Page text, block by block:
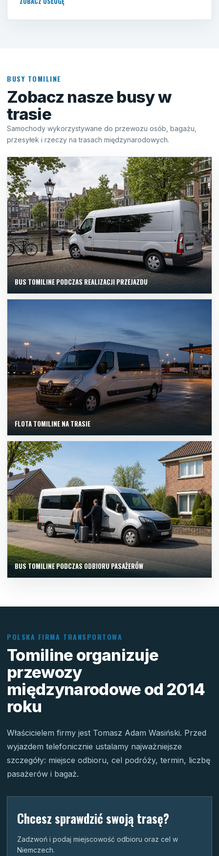
BUSY TOMILINE
Zobacz nasze busy w
trasie
Samochody wykorzystywane do przewozu osób, bagażu,
przesyłek i rzeczy na trasach międzynarodowych.
BUS TOMILINE PODCZAS REALIZACJI PRZEJAZDU
FLOTA TOMILINE NA TRASIE
BUS TOMILINE PODCZAS ODBIORU PASAŻERÓW
POLSKA FIRMA TRANSPORTOWA
Tomiline organizuje
przewozy
międzynarodowe od 2014
roku
Właścicielem firmy jest Tomasz Adam Wasiński. Przed
wyjazdem telefonicznie ustalamy najważniejsze
szczegóły: miejsce odbioru, cel podróży, termin, liczbę
pasażerów i bagaż.
Chcesz sprawdzić swoją trasę?
Zadzwoń i podaj miejscowość odbioru oraz cel w
Niemczech.